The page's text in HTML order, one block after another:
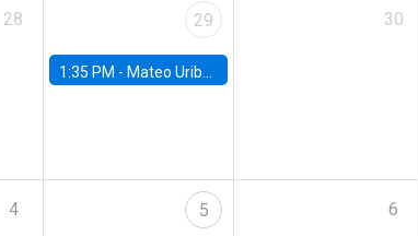
28 29
1:35 PM - Mateo Uribe-Castro, Universidad de los Andes (Colombia)
30
4 5 6